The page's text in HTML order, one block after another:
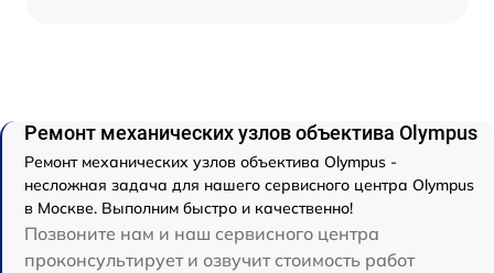
Ремонт механических узлов объектива Olympus
Ремонт механических узлов объектива Olympus -
несложная задача для нашего сервисного центра Olympus
в Москве. Выполним быстро и качественно!
Позвоните нам и наш сервисного центра
проконсультирует и озвучит стоимость работ